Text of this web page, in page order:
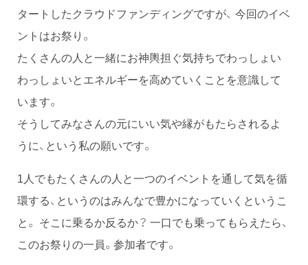
タートしたクラウドファンディングですが、 今回のイベ
ントはお祭り。
たくさんの人と一緒にお神輿担ぐ気持ちでわっしょい
わっしょいとエネルギーを高めていくことを意識して
います。
そうしてみなさんの元にいい気や縁がもたらされるよ
うに、という私の願いです。
1人でもたくさんの人と一つのイベントを通して気を循
環する、というのはみんなで豊かになっていくというこ
と。 そこに乗るか反るか？ 一口でも乗ってもらえたら、
このお祭りの一員。参加者です。